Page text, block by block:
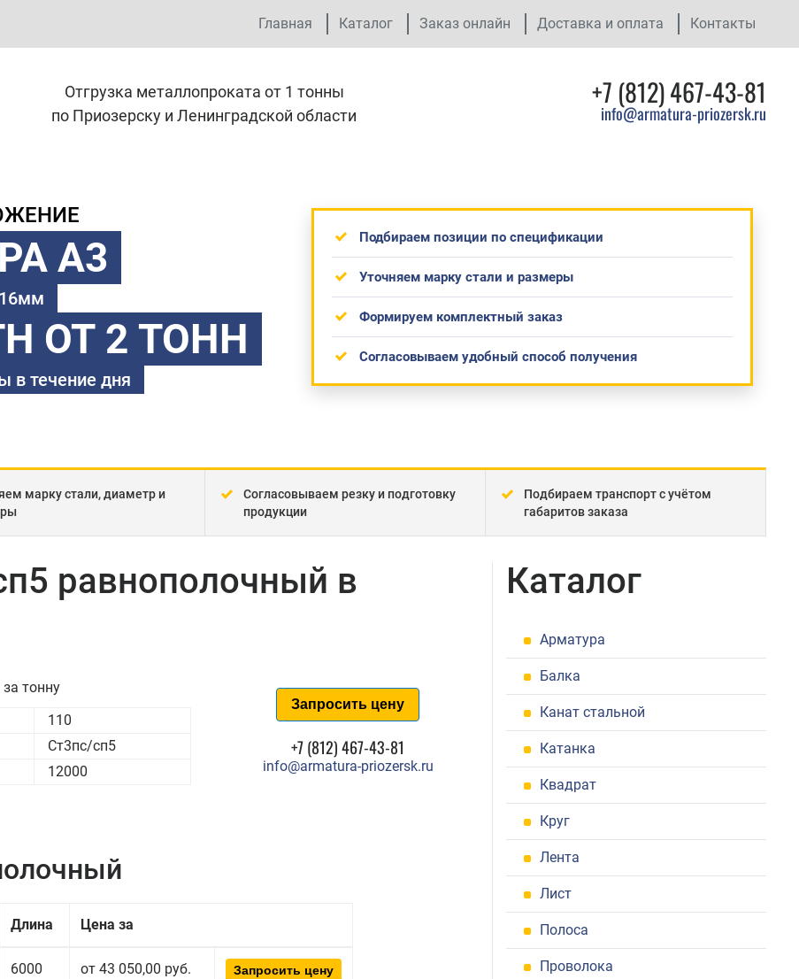
Главная Каталог Заказ онлайн Доставка и оплата Контакты
Отгрузка металлопроката от 1 тонны
по Приозерску и Ленинградской области
+7 (812) 467-43-81
info@armatura-priozersk.ru
А3
ОТ 2 ТОНН
в течение дня
Подбираем позиции по спецификации
Уточняем марку стали и размеры
Формируем комплектный заказ
Согласовываем удобный способ получения
марку стали, диаметр и
Согласовываем резку и подготовку
продукции
Подбираем транспорт с учётом
габаритов заказа
равнополочный в
за тонну
110
Ст3пс/сп5
12000
Запросить цену
+7 (812) 467-43-81
info@armatura-priozersk.ru
Длина Цена за
6000 от 43 050,00 руб. Запросить цену
Каталог
Арматура
Балка
Канат стальной
Катанка
Квадрат
Круг
Лента
Лист
Полоса
Проволока